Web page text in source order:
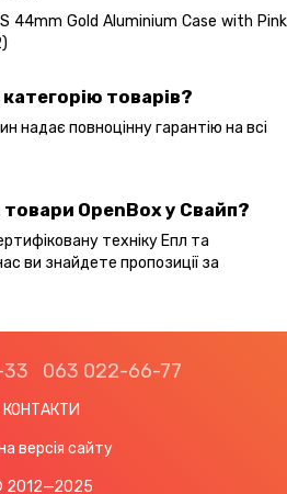
44mm Gold Aluminium Case with Pink
категорію товарів?
надає повноцінну гарантію на всі
OpenBox у Свайп?
техніку Епл та
ви знайдете пропозиції за
33 063 022-66-77
КОНТАКТИ
версія сайту
2012—2025